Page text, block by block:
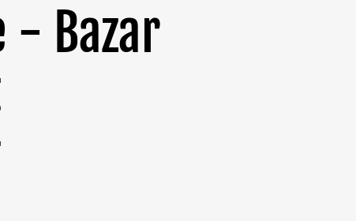
- Bazar